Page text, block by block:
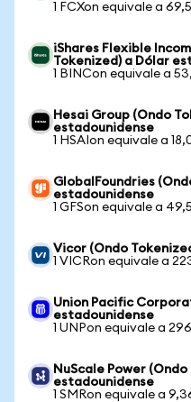
1 FCXon equivale a
iShares Flexible
Tokenized) a Dólar
1 BINCon equivale a
Hesai Group (Ondo
estadounidense
1 HSAIon equivale a
GlobalFoundries
estadounidense
1 GFSon equivale a
Vicor (Ondo
1 VICRon equivale a
Union Pacific
estadounidense
1 UNPon equivale a
NuScale Power
estadounidense
1 SMRon equivale a